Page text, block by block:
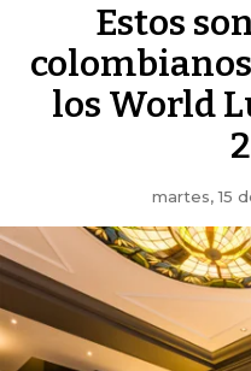
Estos
los World
martes, 15